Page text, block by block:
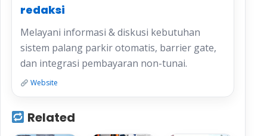
redaksi
Melayani informasi & diskusi kebutuhan
sistem palang parkir otomatis, barrier gate,
dan integrasi pembayaran non-tunai.
Website
Related